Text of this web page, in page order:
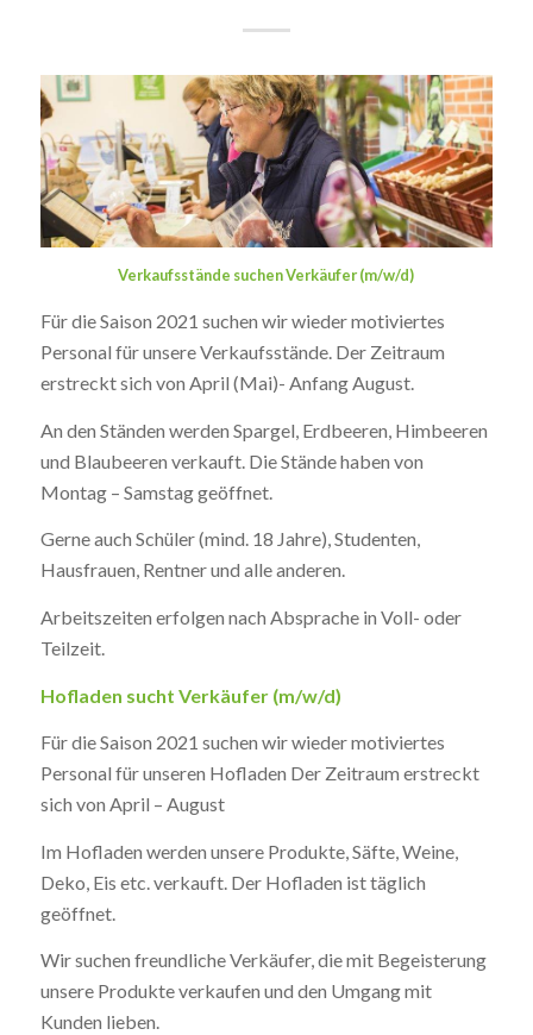
Verkaufsstände suchen Verkäufer (m/w/d)
Für die Saison 2021 suchen wir wieder motiviertes
Personal für unsere Verkaufsstände. Der Zeitraum
erstreckt sich von April (Mai)- Anfang August.
An den Ständen werden Spargel, Erdbeeren, Himbeeren
und Blaubeeren verkauft. Die Stände haben von
Montag – Samstag geöffnet.
Gerne auch Schüler (mind. 18 Jahre), Studenten,
Hausfrauen, Rentner und alle anderen.
Arbeitszeiten erfolgen nach Absprache in Voll- oder
Teilzeit.
Hofladen sucht Verkäufer (m/w/d)
Für die Saison 2021 suchen wir wieder motiviertes
Personal für unseren Hofladen Der Zeitraum erstreckt
sich von April – August
Im Hofladen werden unsere Produkte, Säfte, Weine,
Deko, Eis etc. verkauft. Der Hofladen ist täglich
geöffnet.
Wir suchen freundliche Verkäufer, die mit Begeisterung
unsere Produkte verkaufen und den Umgang mit
Kunden lieben.